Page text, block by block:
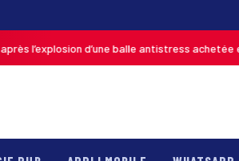
d’une balle antistress achetée en magasin